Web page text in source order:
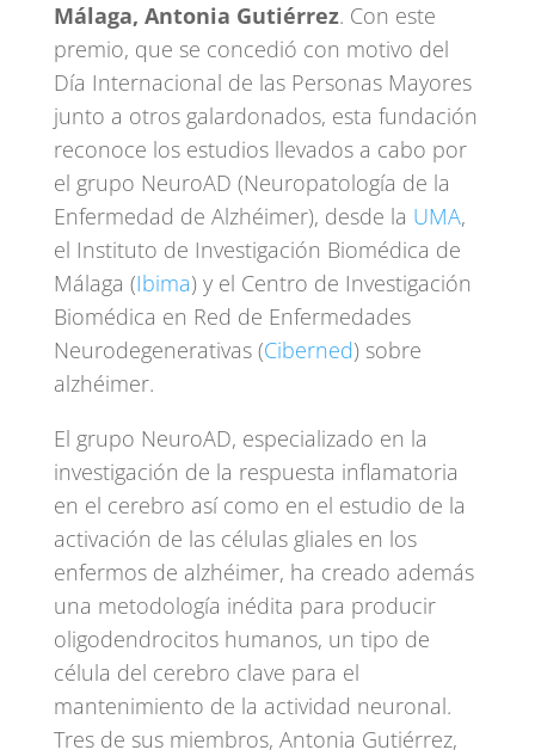
Málaga, Antonia Gutiérrez. Con este
premio, que se concedió con motivo del
Día Internacional de las Personas Mayores
junto a otros galardonados, esta fundación
reconoce los estudios llevados a cabo por
el grupo NeuroAD (Neuropatología de la
Enfermedad de Alzhéimer), desde la UMA,
el Instituto de Investigación Biomédica de
Málaga (Ibima) y el Centro de Investigación
Biomédica en Red de Enfermedades
Neurodegenerativas (Ciberned) sobre
alzhéimer.
El grupo NeuroAD, especializado en la
investigación de la respuesta inflamatoria
en el cerebro así como en el estudio de la
activación de las células gliales en los
enfermos de alzhéimer, ha creado además
una metodología inédita para producir
oligodendrocitos humanos, un tipo de
célula del cerebro clave para el
mantenimiento de la actividad neuronal.
Tres de sus miembros, Antonia Gutiérrez,